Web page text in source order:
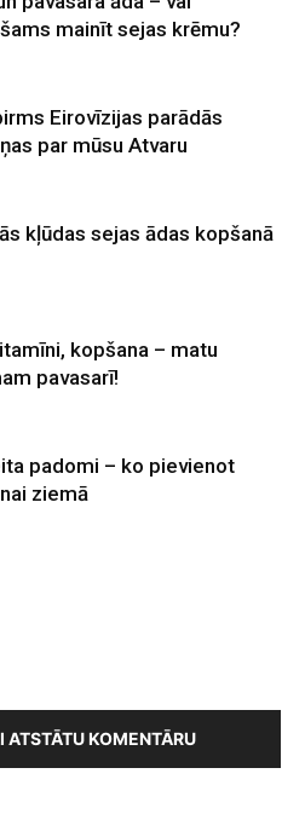
mainīt sejas krēmu?
Eirovīzijas parādās
par mūsu Atvaru
kļūdas sejas ādas kopšanā
kopšana – matu
pavasarī!
padomi – ko pievienot
ziemā
ATSTĀTU KOMENTĀRU